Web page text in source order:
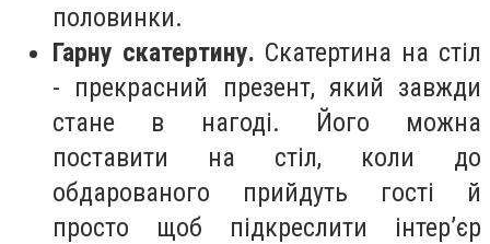
половинки.
Гарну скатертину. Скатертина на стіл
- прекрасний презент, який завжди
стане в нагоді. Його можна
поставити на стіл, коли до
обдарованого прийдуть гості й
просто щоб підкреслити інтер’єр